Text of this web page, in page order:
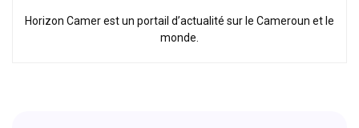
Horizon Camer est un portail d’actualité sur le Cameroun et le
monde.